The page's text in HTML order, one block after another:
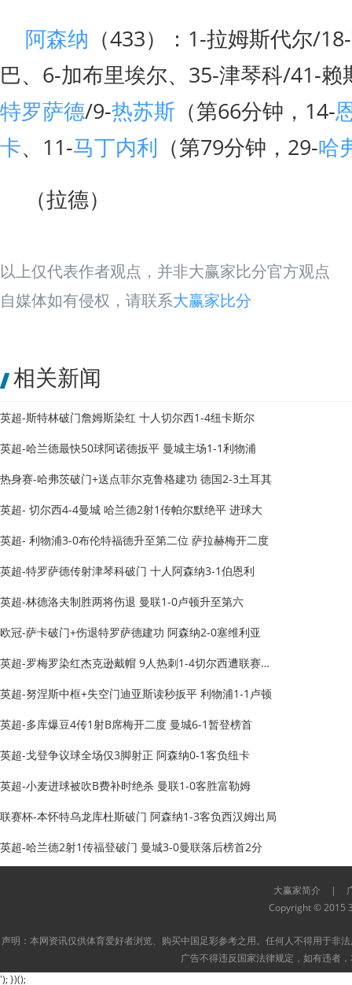
阿森纳 （433）：1-拉姆斯代尔/
巴、6-加布里埃尔、35-津琴科/41-赖
特罗萨德/9-热苏斯 （第66分钟，14-
卡、11-马丁内利 （第79分钟，29-哈
（拉德）
以上仅代表作者观点，并非大赢家比分官方观点
自媒体如有侵权，请联系大赢家比分
相关新闻
英超-斯特林破门詹姆斯染红 十人切尔西1-4纽卡斯尔
英超-哈兰德最快50球阿诺德扳平 曼城主场1-1利物浦
热身赛-哈弗茨破门+送点菲尔克鲁格建功 德国2-3土耳其
英超- 切尔西4-4曼城 哈兰德2射1传帕尔默绝平 进球大
英超- 利物浦3-0布伦特福德升至第二位 萨拉赫梅开二度
英超-特罗萨德传射津琴科破门 十人阿森纳3-1伯恩利
英超-林德洛夫制胜两将伤退 曼联1-0卢顿升至第六
欧冠-萨卡破门+伤退特罗萨德建功 阿森纳2-0塞维利亚
英超-罗梅罗染红杰克逊戴帽 9人热刺1-4切尔西遭联赛首败
英超-努涅斯中框+失空门迪亚斯读秒扳平 利物浦1-1卢顿
英超-多库爆豆4传1射B席梅开二度 曼城6-1暂登榜首
英超-戈登争议球全场仅3脚射正 阿森纳0-1客负纽卡
英超-小麦进球被吹B费补时绝杀 曼联1-0客胜富勒姆
联赛杯-本怀特乌龙库杜斯破门 阿森纳1-3客负西汉姆出局
英超-哈兰德2射1传福登破门 曼城3-0曼联落后榜首2分
大赢家简介 |
Copyright © 2015
声明：本网资讯仅供体育爱好者浏览、购买中国足彩参考之用。任何人不得用于非
广告不得违反国家法律规定，如有违者
'); })();